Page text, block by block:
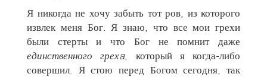
Я никогда не хочу забыть тот ров, из которого
извлек меня Бог. Я знаю, что все мои грехи
были стерты и что Бог не помнит даже
единственного грехa, который я когда-либо
совершил. Я стою перед Богом сегодня, так